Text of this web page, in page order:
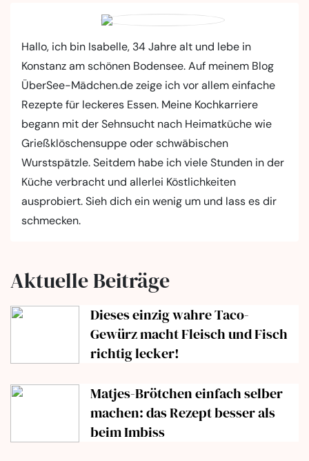
Hallo, ich bin Isabelle, 34 Jahre alt und lebe in
Konstanz am schönen Bodensee. Auf meinem Blog
ÜberSee-Mädchen.de zeige ich vor allem einfache
Rezepte für leckeres Essen. Meine Kochkarriere
begann mit der Sehnsucht nach Heimatküche wie
Grießklöschensuppe oder schwäbischen
Wurstspätzle. Seitdem habe ich viele Stunden in der
Küche verbracht und allerlei Köstlichkeiten
ausprobiert. Sieh dich ein wenig um und lass es dir
schmecken.
Aktuelle Beiträge
Dieses einzig wahre Taco-
Gewürz macht Fleisch und Fisch
richtig lecker!
Matjes-Brötchen einfach selber
machen: das Rezept besser als
beim Imbiss